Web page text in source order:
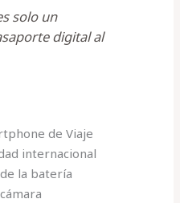
solo un
digital al
de Viaje
internacional
la batería